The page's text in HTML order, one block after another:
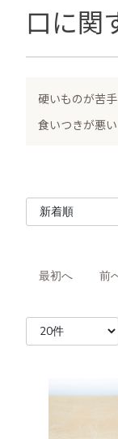
口に関
硬いものが苦手
食いつきが悪い
最初へ 前